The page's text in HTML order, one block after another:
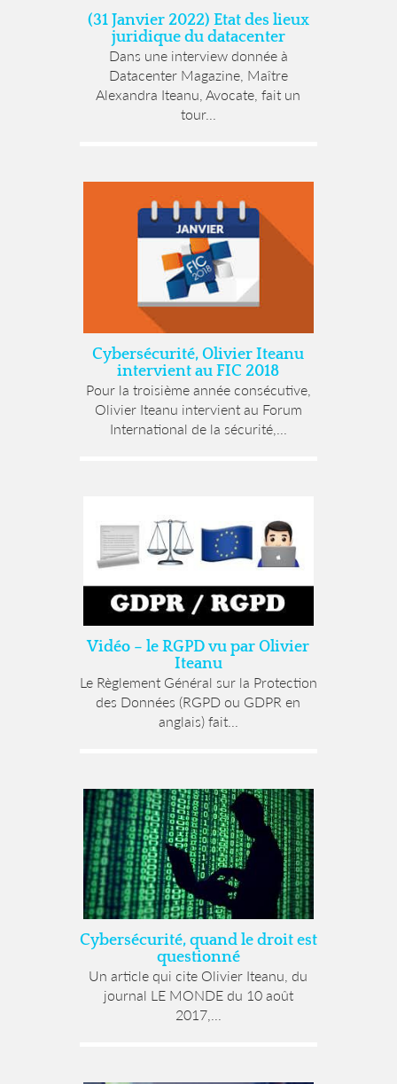
(31 Janvier 2022) Etat des lieux
juridique du datacenter
Dans une interview donnée à
Datacenter Magazine, Maître
Alexandra Iteanu, Avocate, fait un
tour...
Cybersécurité, Olivier Iteanu
intervient au FIC 2018
Pour la troisième année consécutive,
Olivier Iteanu intervient au Forum
International de la sécurité,...
Vidéo – le RGPD vu par Olivier
Iteanu
Le Règlement Général sur la Protection
des Données (RGPD ou GDPR en
anglais) fait...
Cybersécurité, quand le droit est
questionné
Un article qui cite Olivier Iteanu, du
journal LE MONDE du 10 août
2017,...